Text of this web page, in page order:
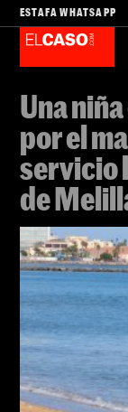
ESTAFA WHATSAPP
Una
por el
servicio
de